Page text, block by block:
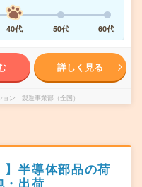
40代 50代 60代
詳しく見る
ョン 製造事業部（全国）
】半導体部品の荷
・出荷